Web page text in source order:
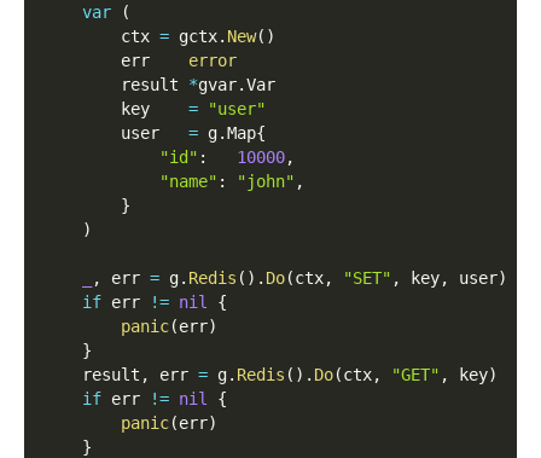
var
(
        ctx
= gctx. New( )
        err
error
        result
*gvar.Var
        key
=
"user"
        user
= g.Map{
"id" : 10000,
"name" : "john" ,
}
)
, err = g. Redis ( ) . Do(ctx, "SET" , key, user)
if err != nil
{
panic(err)
}
    result
, err = g. Redis ( ) . Do(ctx, "GET" , key)
if err != nil
{
panic(err)
}